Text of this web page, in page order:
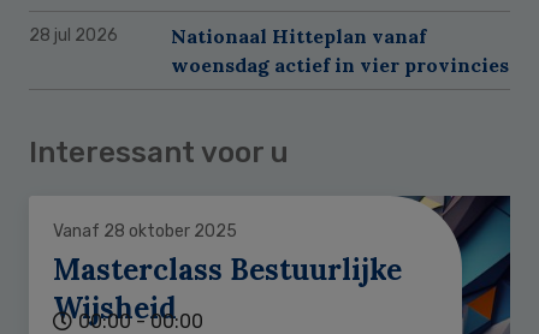
28 jul 2026
Nationaal Hitteplan vanaf
woensdag actief in vier provincies
Interessant voor u
Vanaf 28 oktober 2025
Masterclass Bestuurlijke
Wijsheid
00:00 - 00:00